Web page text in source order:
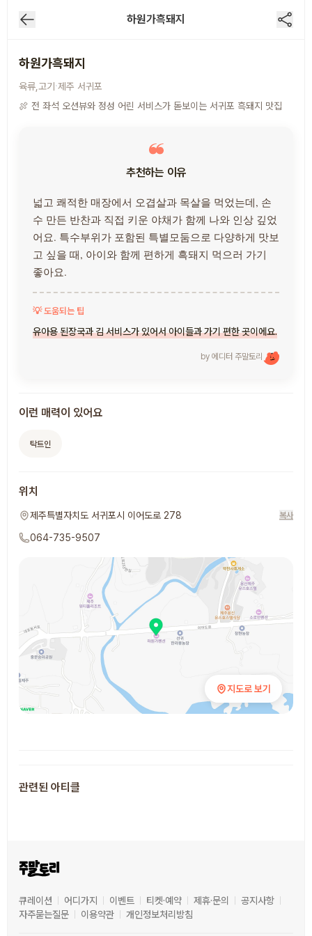
하원가흑돼지
하원가흑돼지
육류,고기·제주 서귀포
🍖 전 좌석 오션뷰와 정성 어린 서비스가 돋보이는 서귀포 흑돼지 맛집
추천하는 이유
넓고 쾌적한 매장에서 오겹살과 목살을 먹었는데, 손
수 만든 반찬과 직접 키운 야채가 함께 나와 인상 깊었
어요. 특수부위가 포함된 특별모둠으로 다양하게 맛보
고 싶을 때, 아이와 함께 편하게 흑돼지 먹으러 가기
좋아요.
💡 도움되는 팁
유아용 된장국과 김 서비스가 있어서 아이들과 가기 편한 곳이에요.
by 에디터 주말토리
이런 매력이 있어요
탁트인
위치
제주특별자치도 서귀포시 이어도로 278 복사
064-735-9507
지도로 보기
관련된 아티클
큐레이션 어디가지 이벤트 티켓·예약 제휴·문의
공지사항
자주묻는질문
이용약관 개인정보처리방침